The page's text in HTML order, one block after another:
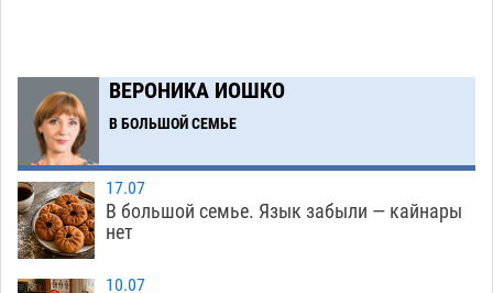
10:43
Астраханский суд встал на сторону МЧС в
споре за возврат униформы
10:02
На Всероссийской Спартакиаде астраханские
гандболисты уступили казанским «драконам»
09:25
Все пострадавшие при пожаре на
ВЕРОНИКА ИОШКО
В БОЛЬШОЙ СЕМЬЕ
17.07
В большой семье. Язык забыли — кайнары
нет
10.07